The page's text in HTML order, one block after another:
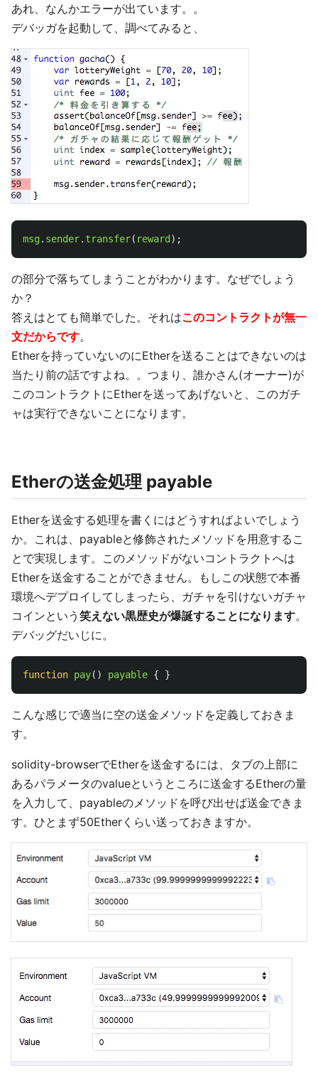
あれ、なんかエラーが出ています。。
デバッガを起動して、調べてみると、
msg. sender. transfer( reward );
の部分で落ちてしまうことがわかります。なぜでしょう
か？
答えはとても簡単でした。それはこのコントラクトが無一
文だからです。
Etherを持っていないのにEtherを送ることはできないのは
当たり前の話ですよね。。つまり、誰かさん(オーナー)が
このコントラクトにEtherを送ってあげないと、このガチ
ャは実行できないことになります。
Etherの送金処理 payable
Etherを送金する処理を書くにはどうすればよいでしょう
か。これは、payableと修飾されたメソッドを用意するこ
とで実現します。このメソッドがないコントラクトへは
Etherを送金することができません。もしこの状態で本番
環境へデプロイしてしまったら、ガチャを引けないガチャ
コインという 笑えない黒歴史が爆誕することになります。
デバッグだいじに。
function pay() payable { }
こんな感じで適当に空の送金メソッドを定義しておきま
す。
solidity-browserでEtherを送金するには、タブの上部に
あるパラメータのvalueというところに送金するEtherの量
を入力して、payableのメソッドを呼び出せば送金できま
す。ひとまず50Etherくらい送っておきますか。